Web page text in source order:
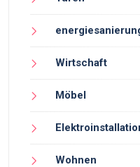
Wirtschaft
Möbel
Wohnen